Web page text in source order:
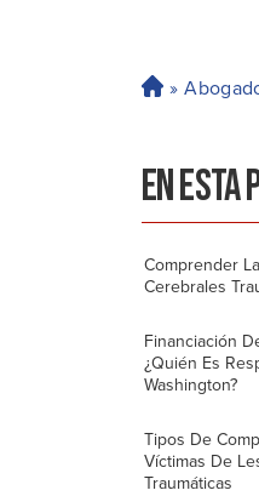
H
r
»
EN ESTA
Comprender
Cerebrales
Financiación
¿Quién Es
Washington?
Tipos De
Víctimas De
Traumáticas